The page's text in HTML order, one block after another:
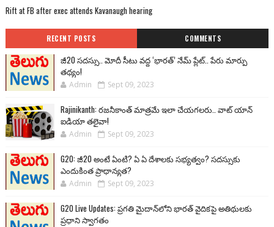
Rift at FB after exec attends Kavanaugh hearing
RECENT POSTS COMMENTS
జీ20 సదస్సు.. మోదీ సీటు వద్ద ‘భారత్’ నేమ్ ప్లేట్‌.. పేరు మార్పు
తథ్యం!
Admin Sept 09, 2023
Rajinikanth: రజనీకాంత్ మాత్రమే ఇలా చేయగలరు.. వాట్ యాన్
ఐడియా తలైవా!
Admin Sept 09, 2023
G20: జీ20 అంటే ఏంటి? ఏ ఏ దేశాలకు సభ్యత్వం? సదస్సుకు
ఎందుకింత ప్రాధాన్యత?
Admin Sept 09, 2023
G20 Live Updates: ప్రగతి మైదాన్‌లోని భారత్ వైదికపై అతిథులకు
ప్రధాని స్వాగతం